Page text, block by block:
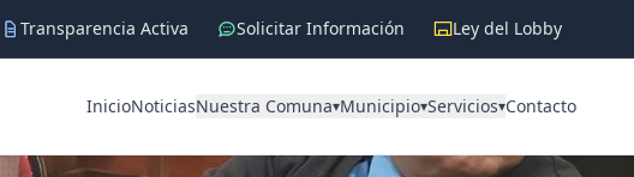
Transparencia Activa Solicitar Información Ley del Lobby
InicioNoticiasNuestra Comuna▾Municipio▾Servicios▾Contacto